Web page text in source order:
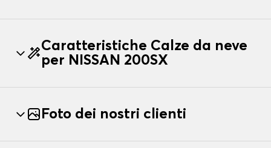
Caratteristiche Calze da neve
per NISSAN 200SX
Foto dei nostri clienti